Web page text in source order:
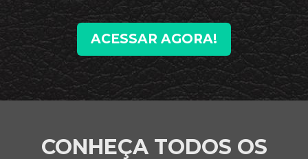
ACESSAR AGORA!
CONHEÇA TODOS OS